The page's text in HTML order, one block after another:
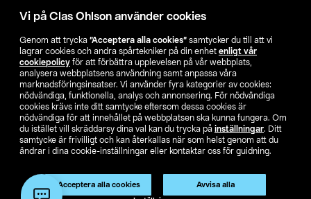
Vi på Clas Ohlson använder cookies
Genom att trycka ”Acceptera alla cookies” samtycker du till att vi
lagrar cookies och andra spårtekniker på din enhet enligt vår
cookiepolicy för att förbättra upplevelsen på vår webbplats,
analysera webbplatsens användning samt anpassa våra
marknadsföringsinsatser. Vi använder fyra kategorier av cookies:
nödvändiga, funktionella, analys och annonsering. För nödvändiga
cookies krävs inte ditt samtycke eftersom dessa cookies är
nödvändiga för att innehållet på webbplatsen ska kunna fungera. Om
du istället vill skräddarsy dina val kan du trycka på inställningar. Ditt
samtycke är frivilligt och kan återkallas när som helst genom att du
ändrar i dina cookie-inställningar eller kontaktar oss för guidning.
Acceptera alla cookies Avvisa alla
Hitta butik
SE NO FI
Köpvillkor Privacy statement Klubbvillkor För företag